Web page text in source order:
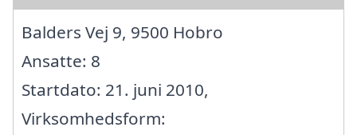
Balders Vej 9, 9500 Hobro
Ansatte: 8
Startdato: 21. juni 2010,
Virksomhedsform: